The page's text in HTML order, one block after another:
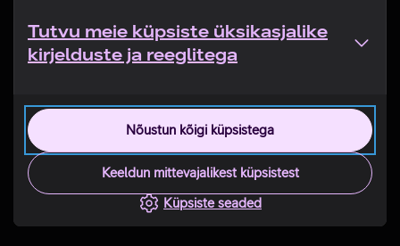
Tutvu meie küpsiste üksikasjalike
kirjelduste ja reeglitega
Nõustun kõigi küpsistega
Keeldun mittevajalikest küpsistest
Küpsiste seaded